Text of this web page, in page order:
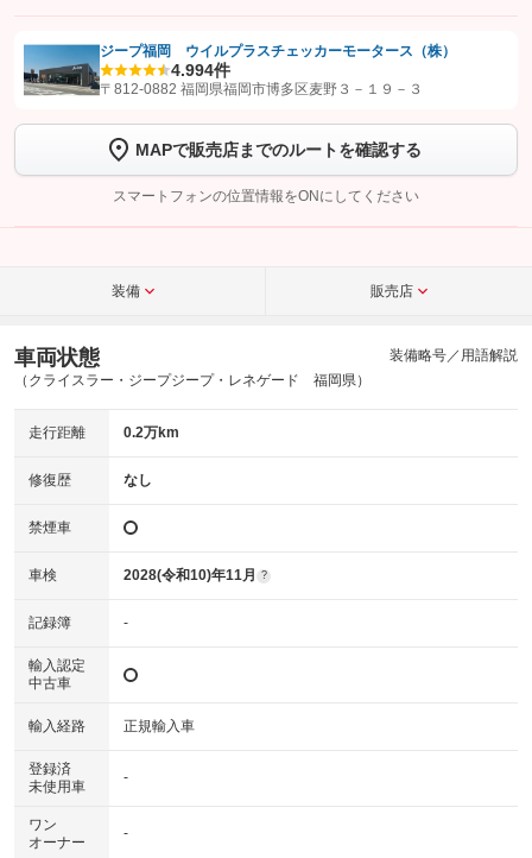
【STEP1】認証画面でグーネットを友だち追加してから「許可する」ボタンを押
トーク画面で
ボタンをタップして問い合わせを
完了してください。
こちら
ジープ福岡 ウイルプラスチェッカーモータース（株）
4.994件
〒812-0882 福岡県福岡市博多区麦野３－１９－３
MAPで販売店までのルートを確認する
スマートフォンの位置情報をONにしてください
装備 販売店
車両状態
（クライスラー・ジープジープ・レネゲード 福岡県）
装備略号／用語解説
走行距離 0.2万km
修復歴 なし
禁煙車
車検 2028(令和10)年11月 ?
記録簿 -
輸入認定
中古車
輸入経路 正規輸入車
登録済
未使用車
-
ワン
オーナー
-